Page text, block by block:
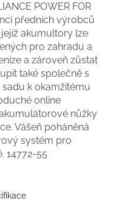
POWER FOR
předních výrobců
akumultory lze
pro zahradu a
a zároveň zůstat
také společně s
k okamžitému
online
nůžky
Vášeň poháněná
systém pro
14772-55